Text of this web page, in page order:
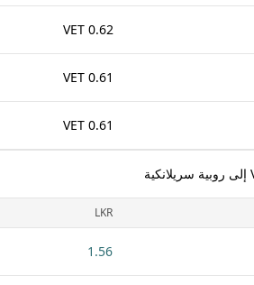
0.62 VET
0.61 VET
0.61 VET
LKR
1.56